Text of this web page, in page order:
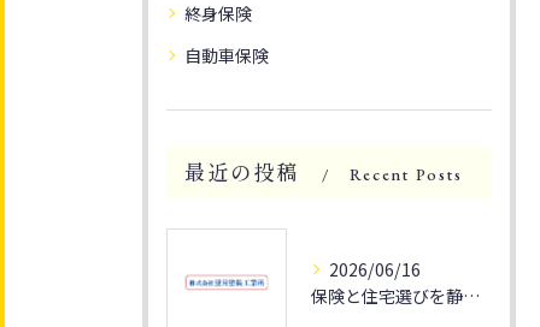
終身保険
自動車保険
最近の投稿 Recent Posts
2026/06/16
保険と住宅選びを静岡県静岡市清水区の災害リスクや資産性から徹底解説